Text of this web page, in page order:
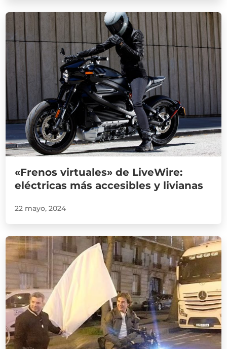
«Frenos virtuales» de LiveWire:
eléctricas más accesibles y livianas
22 mayo, 2024